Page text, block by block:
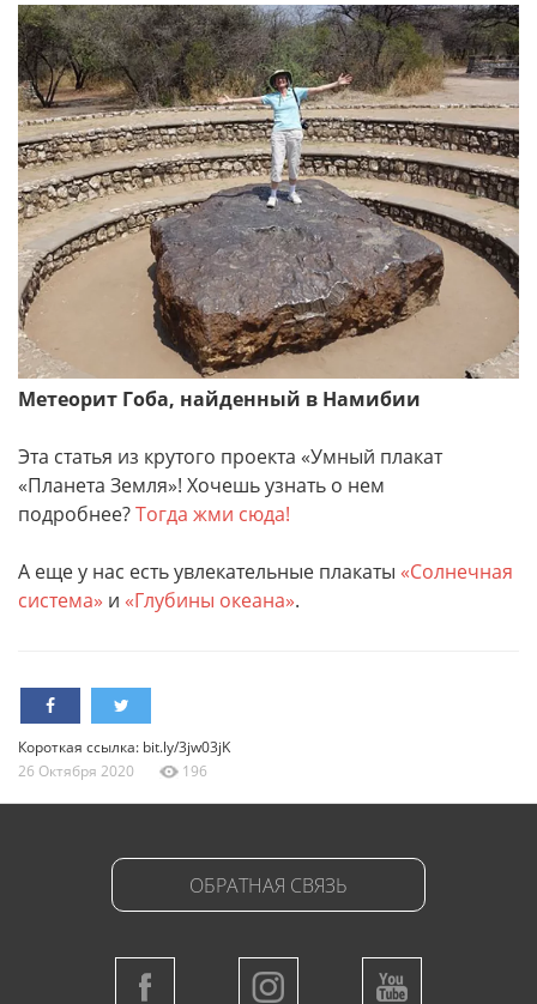
Метеорит Гоба, найденный в Намибии
Эта статья из крутого проекта «Умный плакат
«Планета Земля»! Хочешь узнать о нем
подробнее?Тогда жми сюда!
А еще у нас есть увлекательные плакаты «Солнечная
система» и «Глубины океана».
Короткая ссылка: bit.ly/3jw03jK
26 Октября 2020
196
ОБРАТНАЯ СВЯЗЬ